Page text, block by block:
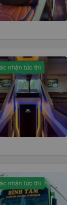
nhận tức thì
nhận tức thì